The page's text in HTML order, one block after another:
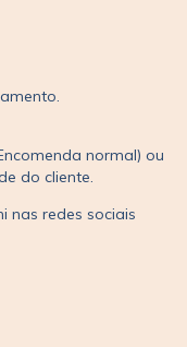
normal) ou
do cliente.
nas redes sociais